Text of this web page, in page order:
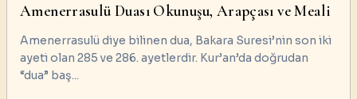
Amenerrasulü Duası Okunuşu, Arapçası ve Meali
Amenerrasulü diye bilinen dua, Bakara Suresi’nin son iki
ayeti olan 285 ve 286. ayetlerdir. Kur’an’da doğrudan
“dua” baş...